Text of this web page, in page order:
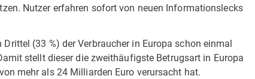
Nutzer erfahren sofort von neuen Informationslecks
(33 %) der Verbraucher in Europa schon einmal
stellt dieser die zweithäufigste Betrugsart in Europa
mehr als 24 Milliarden Euro verursacht hat.